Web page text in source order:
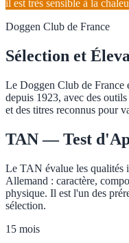
il est très sensible à la
Doggen Club de France
Sélection et
Le Doggen Club de France
depuis 1923, avec des
et des titres reconnus pour
TAN — Test
Le TAN évalue les qualités
Allemand : caractère,
physique. Il est l'un des
sélection.
15 mois